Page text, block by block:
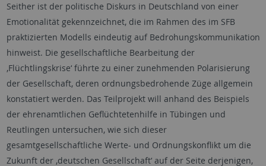
Seither ist der politische Diskurs in Deutschland von einer
Emotionalität gekennzeichnet, die im Rahmen des im SFB
praktizierten Modells eindeutig auf Bedrohungskommunikation
hinweist. Die gesellschaftliche Bearbeitung der
‚Flüchtlingskrise‘ führte zu einer zunehmenden Polarisierung
der Gesellschaft, deren ordnungsbedrohende Züge allgemein
konstatiert werden. Das Teilprojekt will anhand des Beispiels
der ehrenamtlichen Geflüchtetenhilfe in Tübingen und
Reutlingen untersuchen, wie sich dieser
gesamtgesellschaftliche Werte- und Ordnungskonflikt um die
Zukunft der ‚deutschen Gesellschaft‘ auf der Seite derjenigen,